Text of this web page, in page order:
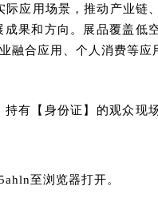
应用场景，推动产业链
果和方向。展品覆盖低
融合应用、个人消费等应
有【身份证】的观众现
至浏览器打开。